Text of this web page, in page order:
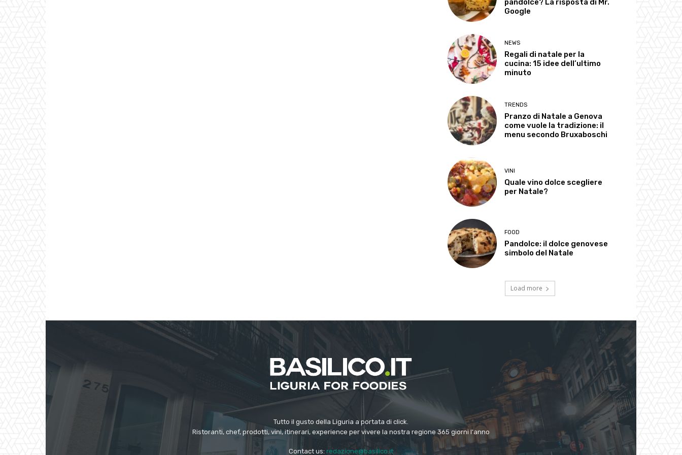
pandolce? La risposta di Mr.
Google
NEWS
Regali di natale per la
cucina: 15 idee dell’ultimo
minuto
TRENDS
Pranzo di Natale a Genova
come vuole la tradizione: il
menu secondo Bruxaboschi
VINI
Quale vino dolce scegliere
per Natale?
FOOD
Pandolce: il dolce genovese
simbolo del Natale
Load more
Tutto il gusto della Liguria a portata di click.
Ristoranti, chef, prodotti, vini, itinerari, experience per vivere la nostra regione 365 giorni l'anno
Contact us: redazione@basilico.it